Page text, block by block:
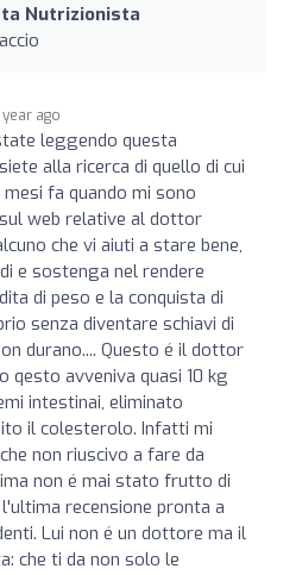
Nutrizionista
year ago
leggendo questa
alla ricerca di quello di cui
fa quando mi sono
web relative al dottor
che vi aiuti a stare bene,
e sostenga nel rendere
di peso e la conquista di
senza diventare schiavi di
durano.... Questo é il dottor
qesto avveniva quasi 10 kg
intestinai, eliminato
il colesterolo. Infatti mi
non riuscivo a fare da
non é mai stato frutto di
recensione pronta a
Lui non é un dottore ma il
che ti da non solo le